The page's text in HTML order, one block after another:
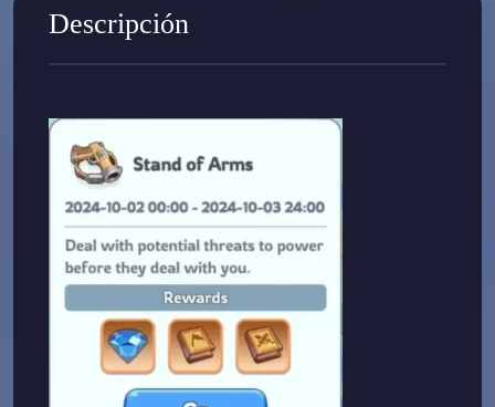
Descripción